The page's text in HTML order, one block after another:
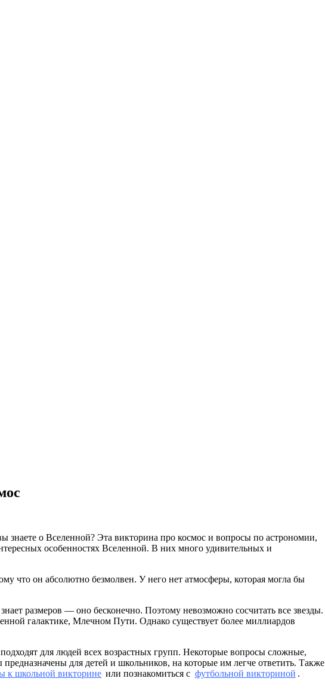
знаете о Вселенной? Эта викторина про космос и вопросы по астрономии,
особенностях Вселенной. В них много удивительных и
что он абсолютно безмолвен. У него нет атмосферы, которая могла бы
размеров — оно бесконечно. Поэтому невозможно сосчитать все звезды.
галактике, Млечном Пути. Однако существует более миллиардов
для людей всех возрастных групп. Некоторые вопросы сложные,
для детей и школьников, на которые им легче ответить. Также
к школьной викторине или познакомиться с футбольной викториной .